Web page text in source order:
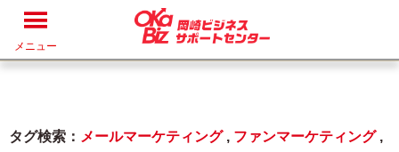
メニュー
タグ検索： メールマーケティング, ファンマーケティング,